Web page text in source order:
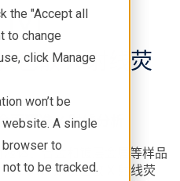
the "Accept all
to change
click Manage
won’t be
A single
to
to be tracked.
IVi
色散 X 射线荧
面精准 X射线分析
液体、合金和镀层金属等样品
IV𝒾 波长色散
射线荧